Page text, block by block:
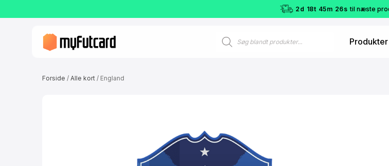
2 d 18t 45m 25s til næste
Products
search
Produkter
Forside / Alle kort / England